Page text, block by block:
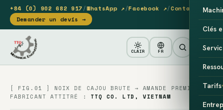
+84 (0) 902 682 917/WhatsApp ↗/Facebook ↗/Contact
Demander un devis →
Clés
Tarifs
CLAIR FR
[ FIG.01 ] NOIX DE CAJOU BRUTE → AMANDE PREMIUM
FABRICANT ATTITRÉ : TTQ CO. LTD, VIETNAM